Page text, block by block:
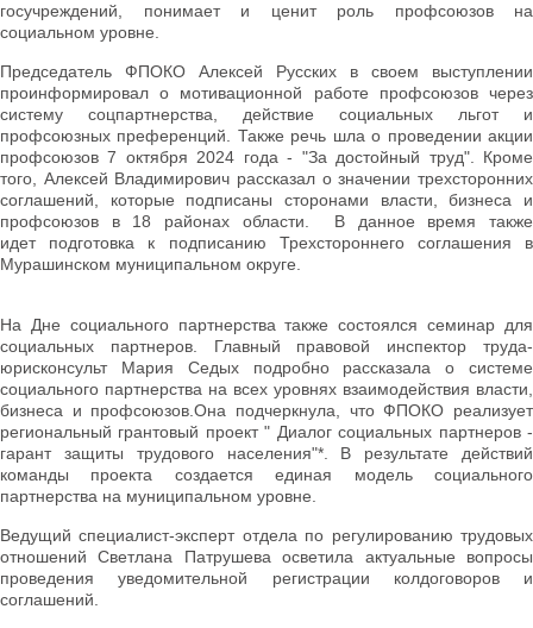
госучреждений, понимает и ценит роль профсоюзов на
социальном уровне.
Председатель ФПОКО Алексей Русских в своем выступлении
проинформировал о мотивационной работе профсоюзов через
систему соцпартнерства, действие социальных льгот и
профсоюзных преференций. Также речь шла о проведении акции
профсоюзов 7 октября 2024 года - "За достойный труд". Кроме
того, Алексей Владимирович рассказал о значении трехсторонних
соглашений, которые подписаны сторонами власти, бизнеса и
профсоюзов в 18 районах области. В данное время также
идет подготовка к подписанию Трехстороннего соглашения в
Мурашинском муниципальном округе.
На Дне социального партнерства также состоялся семинар для
социальных партнеров. Главный правовой инспектор труда-
юрисконсульт Мария Седых подробно рассказала о системе
социального партнерства на всех уровнях взаимодействия власти,
бизнеса и профсоюзов.Она подчеркнула, что ФПОКО реализует
региональный грантовый проект " Диалог социальных партнеров -
гарант защиты трудового населения"*. В результате действий
команды проекта создается единая модель социального
партнерства на муниципальном уровне.
Ведущий специалист-эксперт отдела по регулированию трудовых
отношений Светлана Патрушева осветила актуальные вопросы
проведения уведомительной регистрации колдоговоров и
соглашений.